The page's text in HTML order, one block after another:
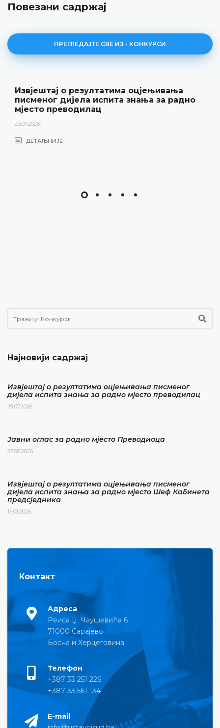
Повезани садржај
ПРЕГЛЕДАЈТЕ СВЕ ИЗ - КОНКУРСИ
Извјештај о резултатима оцјењивања
писменог дијела испита знања за радно
мјесто преводилац
29.07.2026.
ДЕТАЉНИЈЕ
Најновији садржај
Извјештај о резултатима оцјењивања писменог
дијела испита знања за радно мјесто преводилац
29.07.2026.
Јавни оглас за радно мјесто Преводиоца
22.06.2026.
Извјештај о резултатима оцјењивања писменог
дијела испита знања за радно мјесто Шеф Кабинета
предсједника
15.01.2026.
Контакт
Адреса
Реиса Џ. Чаушевића 6
71000 Сарајево
Босна и Херцеговина
Телефон
+387 33 251 226
+387 33 561 134
E-mail